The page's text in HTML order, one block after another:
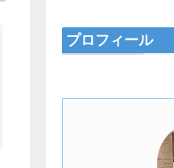
プロフィール